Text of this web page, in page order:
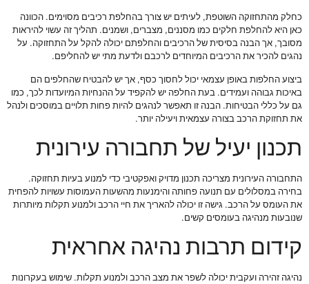
כחלק מהתחזוקה השוטפת, לעיתים יש צורך בהחלפת רכיבים מסוימים. הכוונה
כאן היא להחלפת חלקים כמו מסננים, מצברים, ושמנים. תהליך זה עשוי להיראות
מסובך, אך הבנה בסיסית של הרכיבים והחלפתם יכולה להקל על התחזוקה. על
נהגים להכיר את הרכיבים המיוחדים לרכבם ולדעת מתי יש להחליפם.
ביצוע החלפות באופן עצמאי יכול לחסוך כסף, אך יש להבטיח שהחלפים הם
באיכות גבוהה ועמידים. בעת החלפה יש להקפיד על ההנחיות המיועדות לכך, כמו
גם על כללי הבטיחות. הבנה זו תאפשר לנהגים להיות פחות תלויים במוסכים ולנהל
את תחזוקת הרכב בצורה עצמאית ויעילה יותר.
תכנון יעיל של תחבורה עירונית
התחבורה העירונית מצריכה תכנון מדויק ואפקטיבי כדי למנוע בעיות תחזוקה.
בחירה במסלולים עם תנועה פחותה והימנעות מהשעות העמוסות עשויות להפחית
את העומס על הרכב. גישה זו יכולה להאריך את חיי הרכב ולמנוע תקלות מיותרות
שנובעות מנהיגה בעומסים קשים.
קידום תרבות נהיגה אחראית
נהיגה זהירה ועקבית יכולה לשפר את מצב הרכב ולמנוע תקלות. שימוש בעקרונות